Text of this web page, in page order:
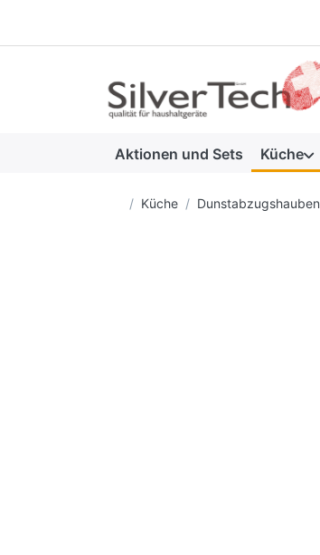
Aktionen und Sets Küche
Startseite
Küche Dunstabzugshauben